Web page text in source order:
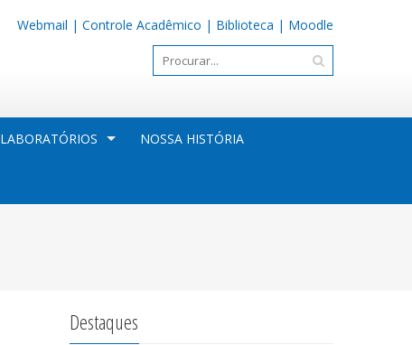
Webmail | Controle Acadêmico | Biblioteca | Moodle
LABORATÓRIOS NOSSA HISTÓRIA
Destaques